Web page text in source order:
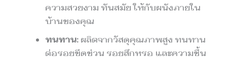
ความสวยงาม ทันสมัย ให้กับผนังภายใน
บ้านของคุณ
ทนทาน: ผลิตจากวัสดุคุณภาพสูง ทนทาน
ต่อรอยขีดข่วน รอยสึกหรอ และความชื้น